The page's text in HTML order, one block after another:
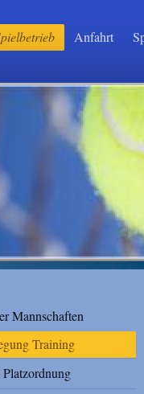
Anfahrt
Mannschaften
Training